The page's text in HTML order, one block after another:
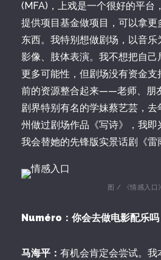
(MFA)，上戏是一个很好的平台
提供项目基金做项目，可以拿更
东西。我特别想做剧场，以音乐
影像、肢体表演。我不想把自
更多可能性，但剧场没有资金支
前的资源整合起来——老师、朋
剧界特别有名的学妹蔡艺芸，
州做过剧场作品《写诗》，我即
我会替她的先锋版实景话剧《雷
图 / 《情感入口》
Numéro：你会去做电影配乐吗
马海平： 有机会肯定会尝试。